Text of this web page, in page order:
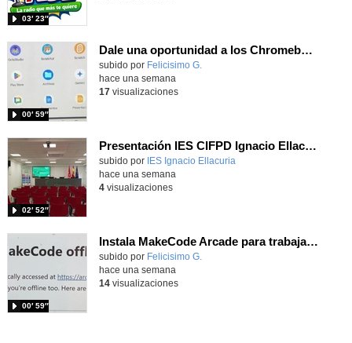
03′ 23″
Dale una oportunidad a los Chromebooks y utiliza un proyector para realizar talleres si no tienes pantallas táctiles
Contenido educativo.
subido por Felicisimo G.
00′ 59″
hace una semana
17visualizaciones
Presentación IES CIFPD Ignacio Ellacuría
Contenido educativo.
subido por IES Ignacio Ellacuria
02′ 52″
hace una semana
4visualizaciones
Instala MakeCode Arcade para trabajar offline en tu tablet, ordenador, Chromebook
Contenido educativo.
subido por Felicisimo G.
00′ 59″
hace una semana
14visualizaciones